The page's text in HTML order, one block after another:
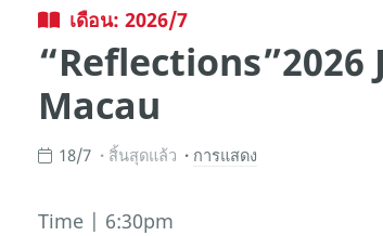
เดือน: 2026/7
“Reflections”2026
Macau
18/7 สิ้นสุดแล้ว การแสดง
Time | 6:30pm